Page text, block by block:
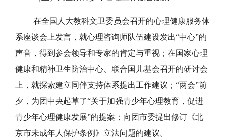
在全国人大教科文卫委员会召开的心理健康服务体
系座谈会上发言，就心理咨询师队伍建设发出“中心”的
声音，得到参会领导和专家的肯定与重视；在国家心理
健康和精神卫生防治中心、联合国儿基会召开的研讨会
上，就探索建立同伴支持体系提出工作建议；“两会”前
夕，为团中央起草了“关于加强青少年心理教育，促进
青少年心理健康发展”的提案；向团市委提出修订《北
京市未成年人保护条例》立法问题的建议。